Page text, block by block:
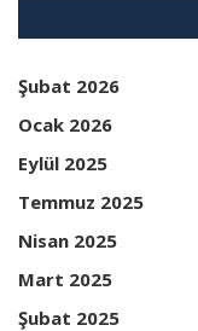
Şubat 2026
Ocak 2026
Eylül 2025
Temmuz 2025
Nisan 2025
Mart 2025
Şubat 2025